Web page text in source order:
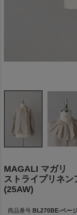
MAGALI マガリ
ストライプリネン
(25AW)
商品番号 BL270BE-ベー